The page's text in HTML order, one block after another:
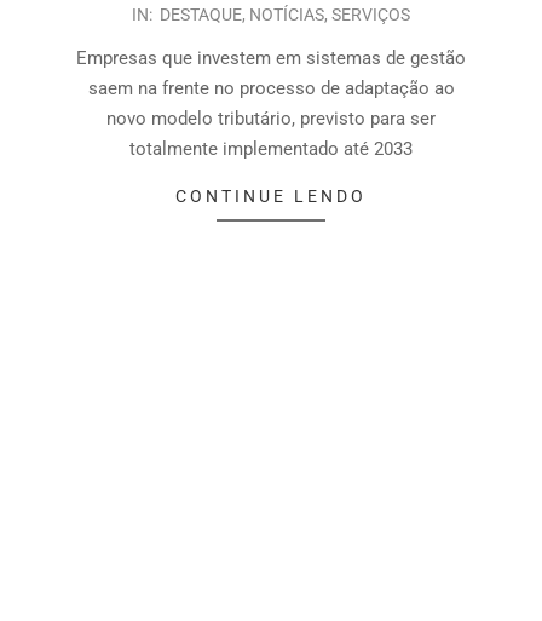
IN: DESTAQUE, NOTÍCIAS, SERVIÇOS
Empresas que investem em sistemas de gestão
saem na frente no processo de adaptação ao
novo modelo tributário, previsto para ser
totalmente implementado até 2033
CONTINUE LENDO